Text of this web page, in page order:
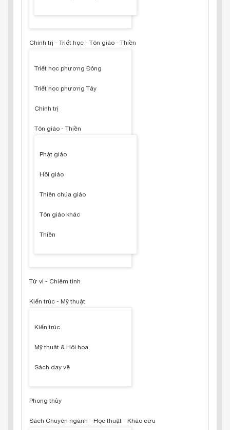
Chính trị - Triết học - Tôn giáo - Thiền
Triết học phương Đông
Triết học phương Tây
Chính trị
Tôn giáo - Thiền
Phật giáo
Hồi giáo
Thiên chúa giáo
Tôn giáo khác
Thiền
Tử vi - Chiêm tinh
Kiến trúc - Mỹ thuật
Kiến trúc
Mỹ thuật & Hội hoạ
Sách dạy vẽ
Phong thủy
Sách Chuyên ngành - Học thuật - Khảo cứu